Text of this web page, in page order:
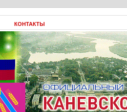
КОНТАКТЫ